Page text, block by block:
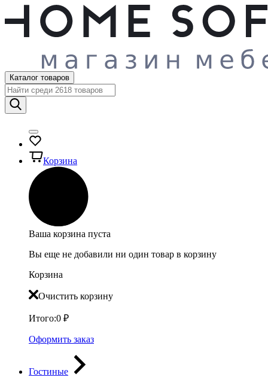
Каталог товаров
Корзина
Ваша корзина пуста
Вы еще не добавили ни один товар в корзину
Корзина
Очистить корзину
Итого:0 ₽
Оформить заказ
Гостиные